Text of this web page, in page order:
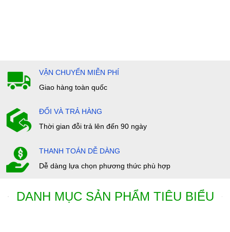
VẬN CHUYỂN MIỄN PHÍ
Giao hàng toàn quốc
ĐỔI VÀ TRẢ HÀNG
Thời gian đỗi trả lên đến 90 ngày
THANH TOÁN DỄ DÀNG
Dễ dàng lựa chọn phương thức phù hợp
DANH MỤC SẢN PHẨM TIÊU BIỂU